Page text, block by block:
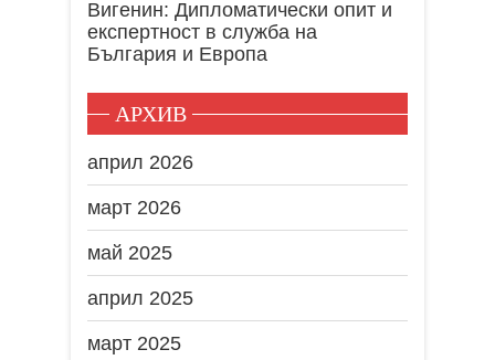
Вигенин: Дипломатически опит и
експертност в служба на
България и Европа
АРХИВ
април 2026
март 2026
май 2025
април 2025
март 2025